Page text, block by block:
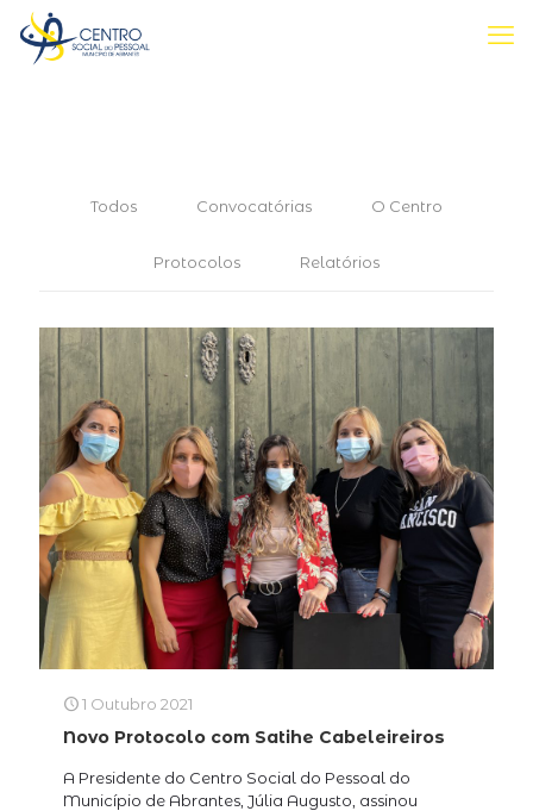
Todos Convocatórias O Centro
Protocolos Relatórios
1 Outubro 2021
Novo Protocolo com Satihe Cabeleireiros
A Presidente do Centro Social do Pessoal do
Município de Abrantes, Júlia Augusto, assinou